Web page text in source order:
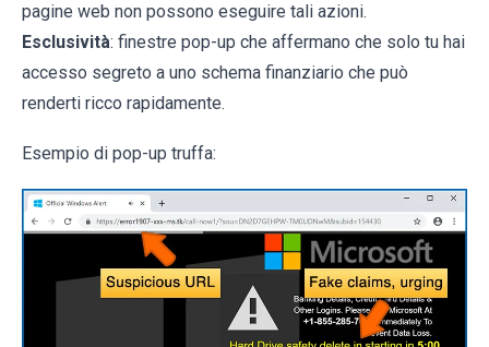
pagine web non possono eseguire tali azioni.
Esclusività: finestre pop-up che affermano che solo tu hai
accesso segreto a uno schema finanziario che può
renderti ricco rapidamente.
Esempio di pop-up truffa: